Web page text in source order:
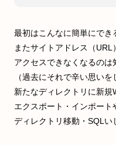
最初はこんなに簡単にでき
またサイトアドレス（URL
アクセスできなくなるのは
（過去にそれで辛い思いを
新たなディレクトリに新規
エクスポート・インポート
ディレクトリ移動・SQLい